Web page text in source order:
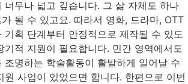
너무나 넓고 깊습니다. 그 삶 자체도 하나
될 수 있고요. 따라서 영화, 드라마, OTT
기획 단계부터 안정적으로 제작될 수 있도
기적 지원이 필요합니다. 민간 영역에서도
조명하는 학술활동이 활발하게 일어날 수
원 사업이 있었으면 합니다. 한편으로 이번